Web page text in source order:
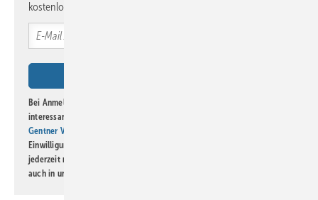
kostenlos direkt ins Postfach.
Bei Anmeldung zu diesem Newsletter bin ich damit einverstanden, über
interessante Verlags- und Online-Angebote
Gentner Verlag GmbH & Co. KG
Einwilligung kann ich jederzeit widerrufen und eine Abmeldung ist
jederzeit möglich. Informationen zum Umgang mit Daten finden Sie
auch in unserer